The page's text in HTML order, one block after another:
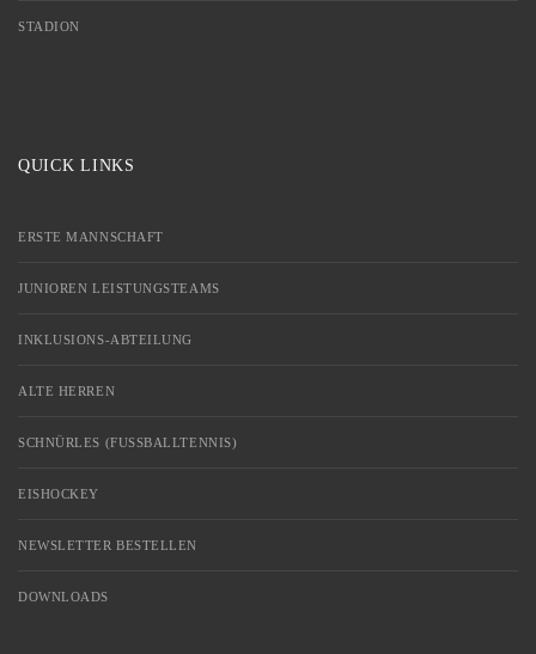
STADION
QUICK LINKS
ERSTE MANNSCHAFT
JUNIOREN LEISTUNGSTEAMS
INKLUSIONS-ABTEILUNG
ALTE HERREN
SCHNÜRLES (FUSSBALLTENNIS)
EISHOCKEY
NEWSLETTER BESTELLEN
DOWNLOADS